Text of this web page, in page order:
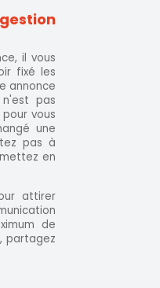
il vous
fixé les
annonce
pas
vous
une
pas à
en
attirer
de
partagez